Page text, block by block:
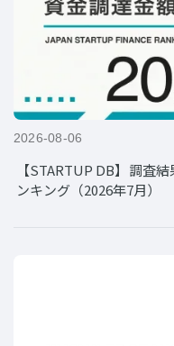
2026-08-06
【STARTUP DB】調査
ンキング（2026年7月）